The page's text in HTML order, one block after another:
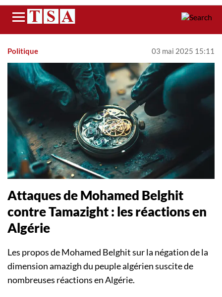
Menu
Politique 03 mai 2025 15:11
Attaques de Mohamed Belghit
contre Tamazight : les réactions en
Algérie
Les propos de Mohamed Belghit sur la négation de la
dimension amazigh du peuple algérien suscite de
nombreuses réactions en Algérie.